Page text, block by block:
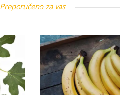
Preporučeno za vas